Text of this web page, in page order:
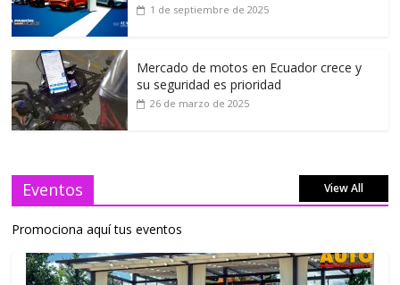
1 de septiembre de 2025
Mercado de motos en Ecuador crece y
su seguridad es prioridad
26 de marzo de 2025
Eventos View All
Promociona aquí tus eventos